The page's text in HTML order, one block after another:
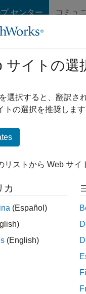
センター コミュ
多変
ベクト
"多変
オ
関数
すべて
サイトの選
選択すると、翻訳さ
トの選択を推奨しま
リストから Web サイ
カ
(Español)
(English)